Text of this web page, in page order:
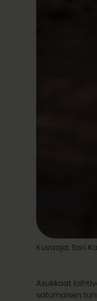
Kuvaaja: Sari
Asukkaat
satumaisen